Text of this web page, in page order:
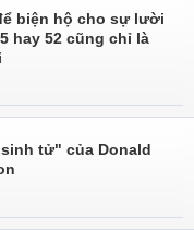
biện hộ cho sự lười
hay 52 cũng chỉ là
tử" của Donald